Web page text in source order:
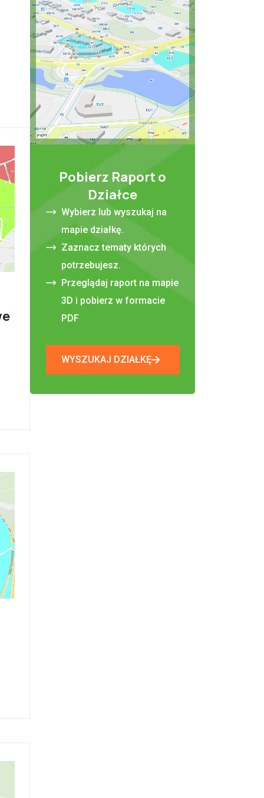
Pobierz Raport o
Działce
Wybierz lub wyszukaj na
mapie działkę.
Zaznacz tematy których
potrzebujesz.
Przeglądaj raport na mapie
3D i pobierz w formacie
PDF
WYSZUKAJ DZIAŁKĘ